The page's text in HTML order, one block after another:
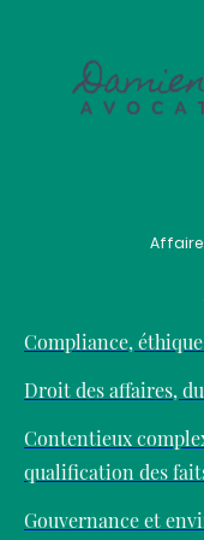
Compliance,
Droit des affaires,
Contentieux
qualification des
Gouvernance et